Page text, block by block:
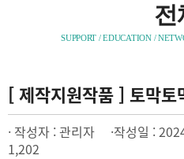
전
SUPPORT / EDUCATION /
[제작지원작품 ] 토막토
· 작성자 : 관리자 ·작성일 :
1,202